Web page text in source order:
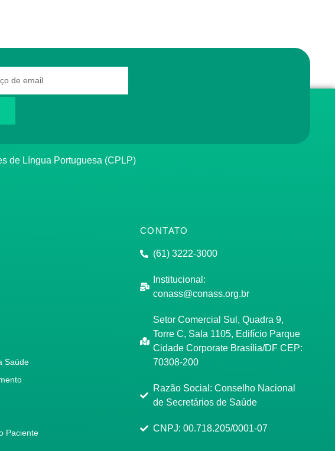
de Língua Portuguesa (CPLP)
Saúde
Paciente
CONTATO
(61) 3222-3000
Institucional:
conass@conass.org.br
Setor Comercial Sul, Quadra 9,
Torre C, Sala 1105, Edifício Parque
Cidade Corporate Brasília/DF CEP:
70308-200
Razão Social: Conselho Nacional
de Secretários de Saúde
CNPJ: 00.718.205/0001-07